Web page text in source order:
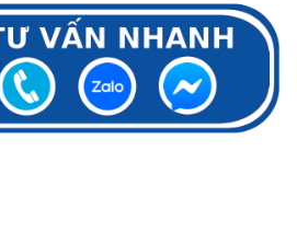
CADIVI 0,6/1KV số lượng